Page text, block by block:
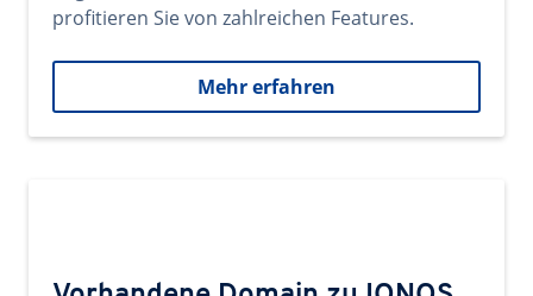
profitieren Sie von zahlreichen Features.
Mehr erfahren